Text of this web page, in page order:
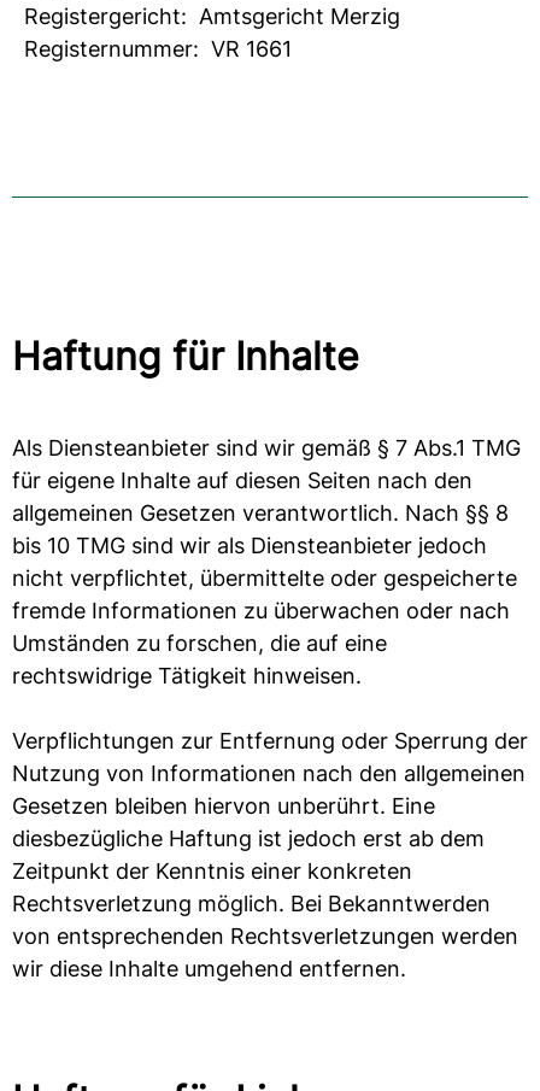
Registergericht: Amtsgericht Merzig
Registernummer: VR 1661
Haftung für Inhalte
Als Diensteanbieter sind wir gemäß § 7 Abs.1 TMG
für eigene Inhalte auf diesen Seiten nach den
allgemeinen Gesetzen verantwortlich. Nach §§ 8
bis 10 TMG sind wir als Diensteanbieter jedoch
nicht verpflichtet, übermittelte oder gespeicherte
fremde Informationen zu überwachen oder nach
Umständen zu forschen, die auf eine
rechtswidrige Tätigkeit hinweisen.
Verpflichtungen zur Entfernung oder Sperrung der
Nutzung von Informationen nach den allgemeinen
Gesetzen bleiben hiervon unberührt. Eine
diesbezügliche Haftung ist jedoch erst ab dem
Zeitpunkt der Kenntnis einer konkreten
Rechtsverletzung möglich. Bei Bekanntwerden
von entsprechenden Rechtsverletzungen werden
wir diese Inhalte umgehend entfernen.